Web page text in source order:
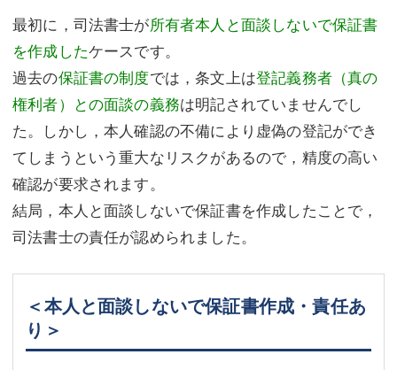
最初に，司法書士が所有者本人と面談しないで保証書
を作成したケースです。
過去の保証書の制度では，条文上は登記義務者（真の
権利者）との面談の義務は明記されていませんでし
た。しかし，本人確認の不備により虚偽の登記ができ
てしまうという重大なリスクがあるので，精度の高い
確認が要求されます。
結局，本人と面談しないで保証書を作成したことで，
司法書士の責任が認められました。
＜本人と面談しないで保証書作成・責任あ
り＞